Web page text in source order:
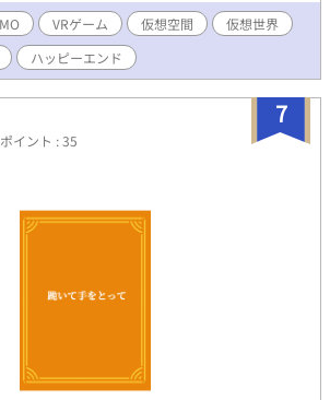
VRゲーム 仮想空間
仮想世界
ハッピーエンド
7
イント : 35